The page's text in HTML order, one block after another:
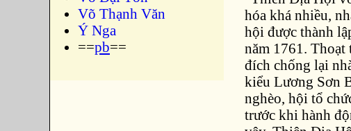
Võ Thạnh Văn
Ý Nga
==pb==
hóa khá nhiều,
hội được thành
năm 1761. Thoạt
đích chống lại
kiểu Lương Sơn
nghèo, hội tổ
trước khi hành